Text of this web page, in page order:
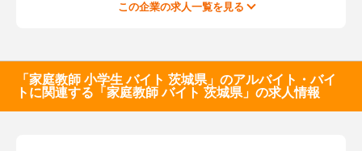
この企業の求人一覧を見る
「家庭教師 小学生 バイト 茨城県」のアルバイト・バイ
トに関連する「家庭教師 バイト 茨城県」の求人情報